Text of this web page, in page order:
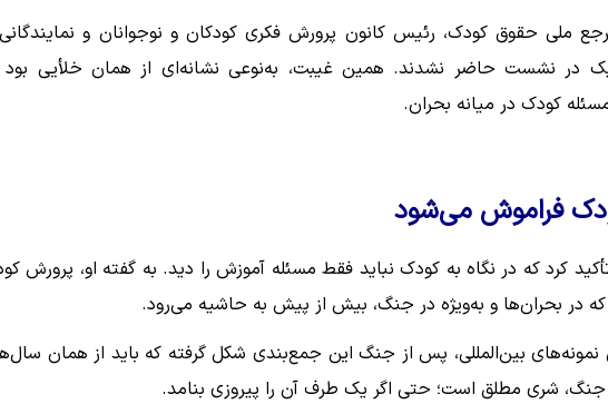
ملی حقوق کودک، رئیس کانون پرورش فکری کودکان و نوجوانان و نمایندگانی
در نشست حاضر نشدند. همین غیبت، به‌نوعی نشانه‌ای از همان خلأیی بود
کودک در میانه بحران.
فراموش می‌شود
کرد که در نگاه به کودک نباید فقط مسئله آموزش را دید. به گفته او، پرورش
که در بحران‌ها و به‌ویژه در جنگ، بیش از پیش به حاشیه می‌رود.
نمونه‌های بین‌المللی، پس از جنگ این جمع‌بندی شکل گرفته که باید از همان
شری مطلق است؛ حتی اگر یک طرف آن را پیروزی بنامد.